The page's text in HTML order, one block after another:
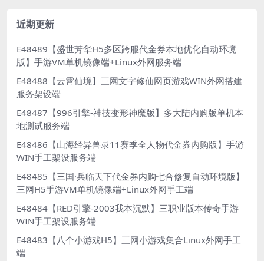
近期更新
E48489【盛世芳华H5多区跨服代金券本地优化自动环境
版】手游VM单机镜像端+Linux外网服务端
E48488【云霄仙境】三网文字修仙网页游戏WIN外网搭建
服务架设端
E48487【996引擎-神技变形神魔版】多大陆内购版单机本
地测试服务端
E48486【山海经异兽录11赛季全人物代金券内购版】手游
WIN手工架设服务端
E48485【三国·兵临天下代金券内购七合修复自动环境版】
三网H5手游VM单机镜像端+Linux外网手工端
E48484【RED引擎-2003我本沉默】三职业版本传奇手游
WIN手工架设服务端
E48483【八个小游戏H5】三网小游戏集合Linux外网手工
端